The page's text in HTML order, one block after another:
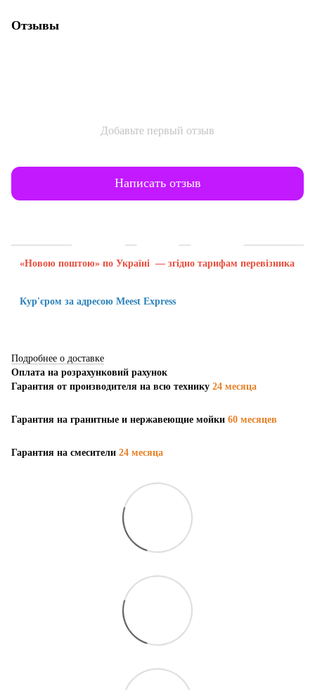
Отзывы
Добавьте первый отзыв
Написать отзыв
«Новою поштою» по Україні — згідно тарифам перевізника
Кур'єром за адресою Meest Express
Подробнее о доставке
Оплата на розрахунковий рахунок
Гарантия от производителя на всю технику 24 месяца
Гарантия на гранитные и нержавеющие мойки 60 месяцев
Гарантия на смесители 24 месяца